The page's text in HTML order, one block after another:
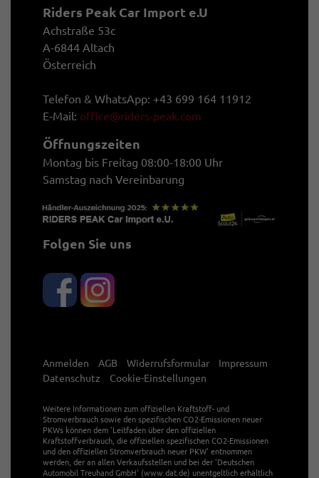
Riders Peak Car Import e.U
Achstraße 53c
A-6844 Altach
Österreich
Telefon & WhatsApp: +43 699 164 11912
E-Mail: office@riders-peak.com
Öffnungszeiten
Montag bis Freitag 08:00-18:00 Uhr
Samstag nach Vereinbarung
Folgen Sie uns
Anmelden AGB Widerrufsformular
Impressum
Datenschutz
Cookie-Einstellungen
Weitere Informationen zum offiziellen Kraftstoff- und
Stromverbrauch sowie den spezifischen CO2-Emissionen neuer
PKWs können dem 'Leitfaden über den offiziellen
Kraftstoffverbrauch, die offiziellen spezifischen CO2-Emissionen
und den offiziellen Stromverbrauch neuer PKW' entnommen
werden, der an allen Verkaufsstellen und bei der 'Deutschen
Automobil Treuhand GmbH' (www.dat.de) unentgeltlich erhältlich